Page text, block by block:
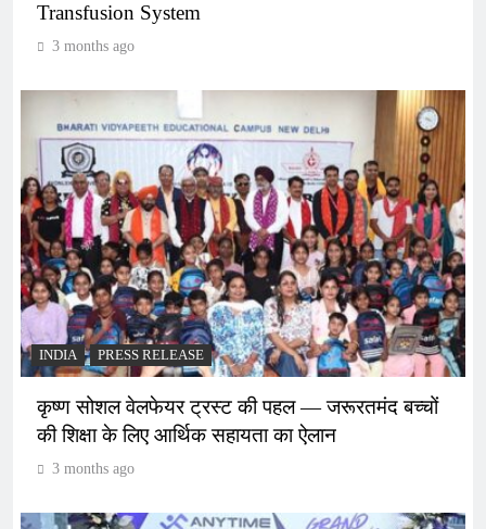
Transfusion System
3 months ago
INDIA PRESS RELEASE
कृष्ण सोशल वेलफेयर ट्रस्ट की पहल — जरूरतमंद बच्चों
की शिक्षा के लिए आर्थिक सहायता का ऐलान
3 months ago